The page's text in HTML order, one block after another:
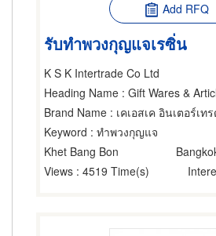
Add RFQ
รับทำพวงกุญแจเรซิ่น
K S K Intertrade Co Ltd
Heading Name : Gift Wares & Articles-
Brand Name : เคเอสเค อินเตอร์เท
Keyword : ทำพวงกุญแจ
Khet Bang Bon
Views : 4519 Time(s)